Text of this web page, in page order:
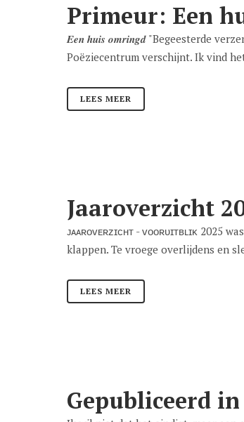
Primeur: Een
𝑬𝒆𝒏 𝒉𝒖𝒊𝒔 𝒐𝒎𝒓𝒊𝒏𝒈𝒅 "Begeesterde
Poëziecentrum verschijnt. Ik vind
LEES MEER
Jaaroverzicht
ᴊᴀᴀʀᴏᴠᴇʀᴢɪᴄʜᴛ - ᴠᴏᴏʀᴜɪᴛʙʟɪᴋ
klappen. Te vroege overlijdens en
LEES MEER
Gepubliceerd